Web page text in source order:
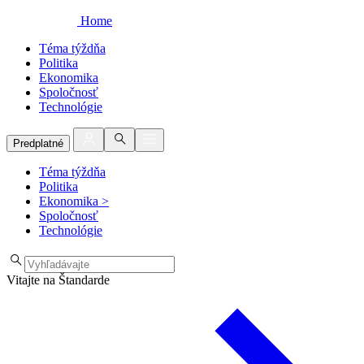
Home
Téma týždňa
Politika
Ekonomika
Spoločnosť
Technológie
Predplatné
Téma týždňa
Politika
Ekonomika >
Spoločnosť
Technológie
Vitajte na Štandarde